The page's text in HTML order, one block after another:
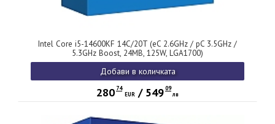
Intel Core i5-14600KF 14C/20T (eC 2.6GHz / pC 3.5GHz /
5.3GHz Boost, 24MB, 125W, LGA1700)
Добави в количката
280 74
EUR / 54909
лв